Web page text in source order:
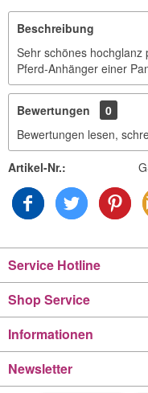
Beschreibung
Sehr schönes hochglanz
Pferd-Anhänger einer
Bewertungen
0
Bewertungen lesen,
Artikel-Nr.:
Service Hotline
Shop Service
Informationen
Newsletter